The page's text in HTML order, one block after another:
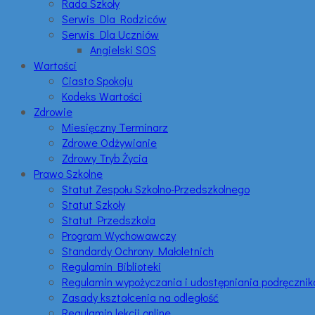
Rada Szkoły
Serwis Dla Rodziców
Serwis Dla Uczniów
Angielski SOS
Wartości
Ciasto Spokoju
Kodeks Wartości
Zdrowie
Miesięczny Terminarz
Zdrowe Odżywianie
Zdrowy Tryb Życia
Prawo Szkolne
Statut Zespołu Szkolno-Przedszkolnego
Statut Szkoły
Statut Przedszkola
Program Wychowawczy
Standardy Ochrony Małoletnich
Regulamin Biblioteki
Regulamin wypożyczania i udostępniania
Zasady kształcenia na odległość